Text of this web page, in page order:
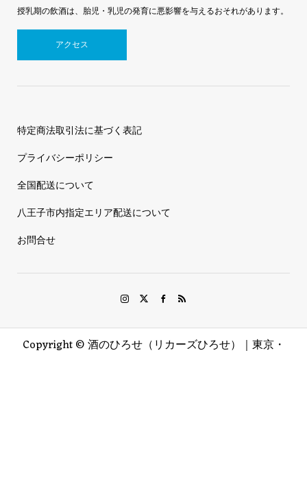
授乳期の飲酒は、胎児・乳児の発育に悪影響を与えるおそれがあります。
アクセス
特定商法取引法に基づく表記
プライバシーポリシー
全国配送について
八王子市内指定エリア配送について
お問合せ
Copyright ©酒のひろせ（リカーズひろせ）｜東京・